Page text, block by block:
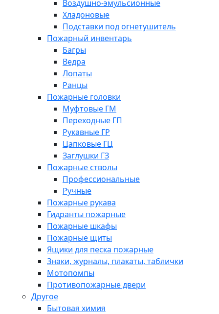
Воздушно-эмульсионные
Хладоновые
Подставки под огнетушитель
Пожарный инвентарь
Багры
Ведра
Лопаты
Ранцы
Пожарные головки
Муфтовые ГМ
Переходные ГП
Рукавные ГР
Цапковые ГЦ
Заглушки ГЗ
Пожарные стволы
Профессиональные
Ручные
Пожарные рукава
Гидранты пожарные
Пожарные шкафы
Пожарные щиты
Ящики для песка пожарные
Знаки, журналы, плакаты, таблички
Мотопомпы
Противопожарные двери
Другое
Бытовая химия